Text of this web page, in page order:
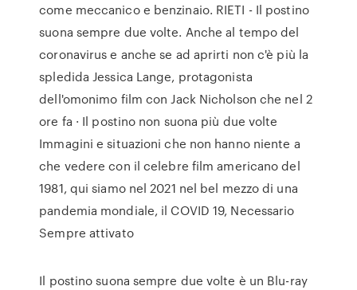
come meccanico e benzinaio. RIETI - Il postino
suona sempre due volte. Anche al tempo del
coronavirus e anche se ad aprirti non c'è più la
spledida Jessica Lange, protagonista
dell'omonimo film con Jack Nicholson che nel 2
ore fa · Il postino non suona più due volte
Immagini e situazioni che non hanno niente a
che vedere con il celebre film americano del
1981, qui siamo nel 2021 nel bel mezzo di una
pandemia mondiale, il COVID 19, Necessario
Sempre attivato
Il postino suona sempre due volte è un Blu-ray